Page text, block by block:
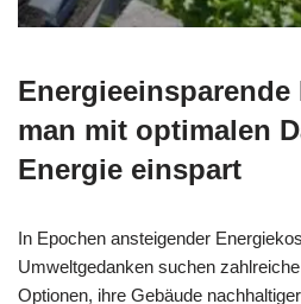
Energieeinsparende
man mit optimalen
Energie einspart
In Epochen ansteigender
Umweltgedanken suchen
Optionen, ihre Gebäude